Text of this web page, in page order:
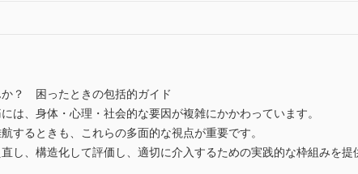
か？ 困ったときの包括的ガイド
は、身体・心理・社会的な要因が複雑にかかわっています。
するときも、これらの多面的な視点が重要です。
し、構造化して評価し、適切に介入するための実践的な枠組みを提